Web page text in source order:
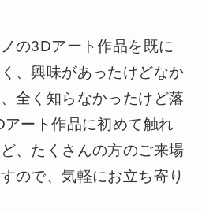
の3Dアート作品を既に
、興味があったけどなか
全く知らなかったけど落
ート作品に初めて触れ
、たくさんの方のご来場
ので、気軽にお立ち寄り